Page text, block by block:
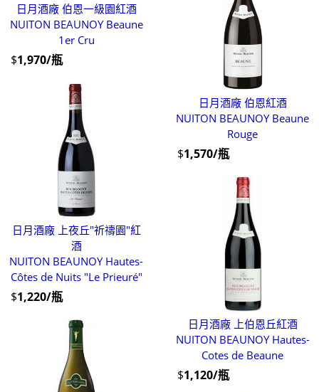
日月酒廠 伯恩一級園紅酒
NUITON BEAUNOY Beaune
1er Cru
$1,970/瓶
日月酒廠 伯恩紅酒
NUITON BEAUNOY Beaune
Rouge
$1,570/瓶
日月酒廠 上夜丘"祈禱園"紅
酒
NUITON BEAUNOY Hautes-
Côtes de Nuits "Le Prieuré"
$1,220/瓶
日月酒廠 上伯恩丘紅酒
NUITON BEAUNOY Hautes-
Cotes de Beaune
$1,120/瓶